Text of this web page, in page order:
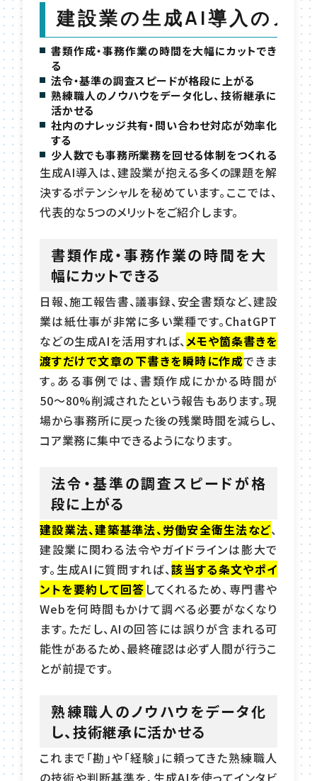
建設業の生成AI導入のメ
書類作成・事務作業の時間を大幅にカットでき
る
法令・基準の調査スピードが格段に上がる
熟練職人のノウハウをデータ化し、技術継承に
活かせる
社内のナレッジ共有・問い合わせ対応が効率化
する
少人数でも事務所業務を回せる体制をつくれる
生成AI導入は、建設業が抱える多くの課題を解
決するポテンシャルを秘めています。ここでは、
代表的な5つのメリットをご紹介します。
書類作成・事務作業の時間を大
幅にカットできる
日報、施工報告書、議事録、安全書類など、建設
業は紙仕事が非常に多い業種です。ChatGPT
などの生成AIを活用すれば、メモや箇条書きを
渡すだけで文章の下書きを瞬時に作成できま
す。ある事例では、書類作成にかかる時間が
50〜80%削減されたという報告もあります。現
場から事務所に戻った後の残業時間を減らし、
コア業務に集中できるようになります。
法令・基準の調査スピードが格
段に上がる
建設業法、建築基準法、労働安全衛生法など、
建設業に関わる法令やガイドラインは膨大で
す。生成AIに質問すれば、該当する条文やポイ
ントを要約して回答 してくれるため、専門書や
Webを何時間もかけて調べる必要がなくなり
ます。ただし、AIの回答には誤りが含まれる可
能性があるため、最終確認は必ず人間が行うこ
とが前提です。
熟練職人のノウハウをデータ化
し、技術継承に活かせる
これまで「勘」や「経験」に頼ってきた熟練職人
の技術や判断基準を、生成AIを使ってインタビ